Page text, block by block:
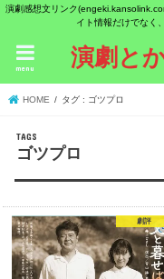
演劇感想文リンク
イト情報だけでなく
演劇と
menu
HOME タグ : ゴツプロ
ゴツプロ
劇評